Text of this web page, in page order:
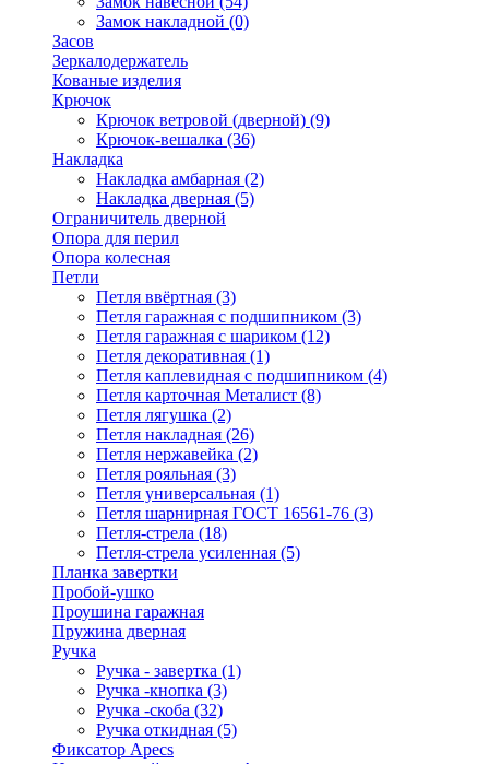
Замок накладной (0)
Засов
Зеркалодержатель
Кованые изделия
Крючок
Крючок ветровой (дверной) (9)
Крючок-вешалка (36)
Накладка
Накладка амбарная (2)
Накладка дверная (5)
Ограничитель дверной
Опора для перил
Опора колесная
Петли
Петля ввёртная (3)
Петля гаражная с подшипником (3)
Петля гаражная с шариком (12)
Петля декоративная (1)
Петля каплевидная с подшипником (4)
Петля карточная Металист (8)
Петля лягушка (2)
Петля накладная (26)
Петля нержавейка (2)
Петля рояльная (3)
Петля универсальная (1)
Петля шарнирная ГОСТ 16561-76 (3)
Петля-стрела (18)
Петля-стрела усиленная (5)
Планка завертки
Пробой-ушко
Проушина гаражная
Пружина дверная
Ручка
Ручка - завертка (1)
Ручка -кнопка (3)
Ручка -скоба (32)
Ручка откидная (5)
Фиксатор Apecs